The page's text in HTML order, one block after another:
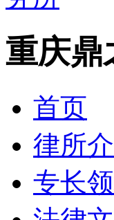
重庆鼎
首页
律所
专长